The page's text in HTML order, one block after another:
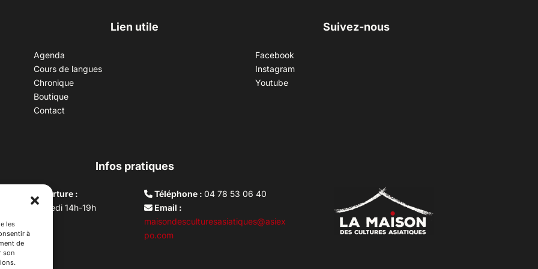
les
à
de
son
Lien utile
Agenda
Cours de langues
Chronique
Boutique
Contact
Suivez-nous
Facebook
Instagram
Youtube
Infos pratiques
d’ouverture :
au vendredi 14h-19h
10h –17h
lundi
Téléphone :04 78 53 06 40
Email :
maisondesculturesasiatiques@asiex
po.com